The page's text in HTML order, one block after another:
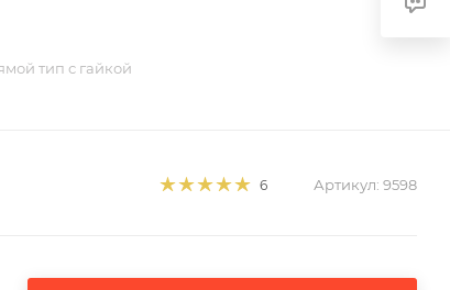
тип с гайкой
6 Артикул: 9598